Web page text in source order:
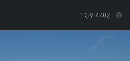
TGV 4402